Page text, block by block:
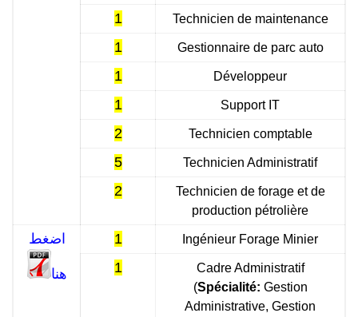
1 Technicien de maintenance
1 Gestionnaire de parc auto
1 Développeur
1 Support IT
2 Technicien comptable
5 Technicien Administratif
2
Technicien de forage et de
production pétrolière
اضغط
هنا
1 Ingénieur Forage Minier
1
Cadre Administratif
(Spécialité: Gestion
Administrative, Gestion